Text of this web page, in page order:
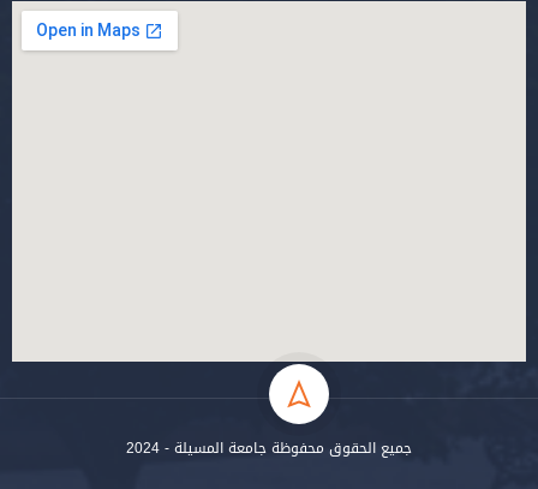
جميع الحقوق محفوظة جامعة المسيلة - 2024